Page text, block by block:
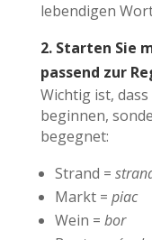
lebendigen
2. Starten Sie
passend zur
Wichtig ist,
beginnen,
begegnet:
Strand =
Markt = piac
Wein = bor